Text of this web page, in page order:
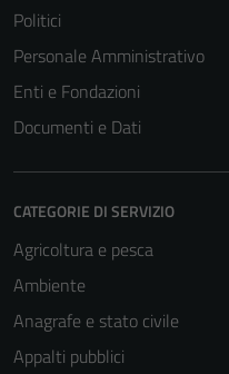
Politici
Personale Amministrativo
Enti e Fondazioni
Documenti e Dati
CATEGORIE DI SERVIZIO
Agricoltura e pesca
Ambiente
Anagrafe e stato civile
Appalti pubblici